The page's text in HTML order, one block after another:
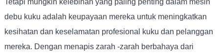
debu kuku adalah keupayaan mereka untuk meningkatkan
kesihatan dan keselamatan profesional kuku dan pelanggan
mereka. Dengan menapis zarah -zarah berbahaya dari